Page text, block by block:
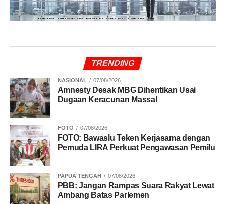
TRENDING
NASIONAL 07/08/2026
Amnesty Desak MBG Dihentikan Usai
Dugaan Keracunan Massal
FOTO 07/08/2026
FOTO: Bawaslu Teken Kerjasama dengan
Pemuda LIRA Perkuat Pengawasan Pemilu
PAPUA TENGAH 07/08/2026
PBB: Jangan Rampas Suara Rakyat Lewat
Ambang Batas Parlemen